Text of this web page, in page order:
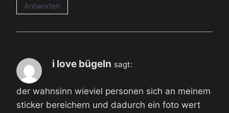
Antworten
i love bügeln sagt:
der wahnsinn wieviel personen sich an meinem
sticker bereichern und dadurch ein foto wert